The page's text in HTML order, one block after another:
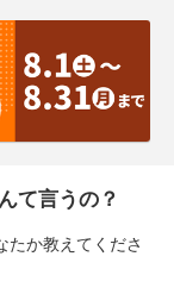
て言うの？
か教えてくださ